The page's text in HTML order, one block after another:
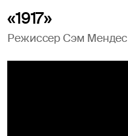
«1917»
Режиссер Сэм Мендес